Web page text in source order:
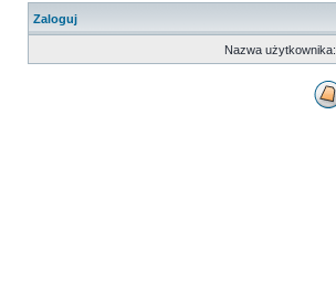
Zaloguj
Nazwa użytkownika: